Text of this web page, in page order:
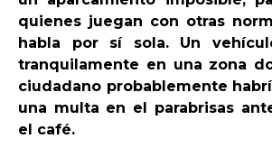
quienes juegan con otras
habla por sí sola. Un
tranquilamente en una zona
ciudadano probablemente
una multa en el parabrisas
el café.